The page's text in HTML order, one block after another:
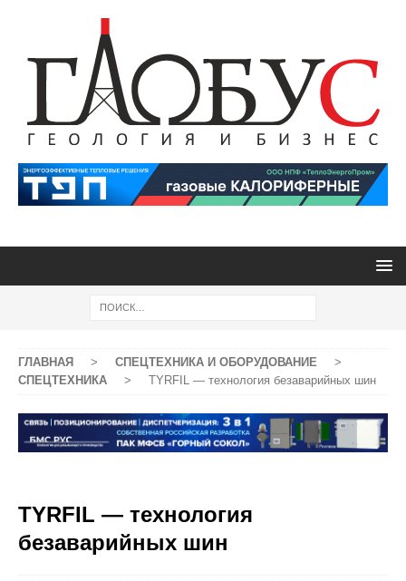
ГЛАВНАЯ > СПЕЦТЕХНИКА И ОБОРУДОВАНИЕ
>
СПЕЦТЕХНИКА
> TYRFIL — технология безаварийных шин
TYRFIL — технология
безаварийных шин